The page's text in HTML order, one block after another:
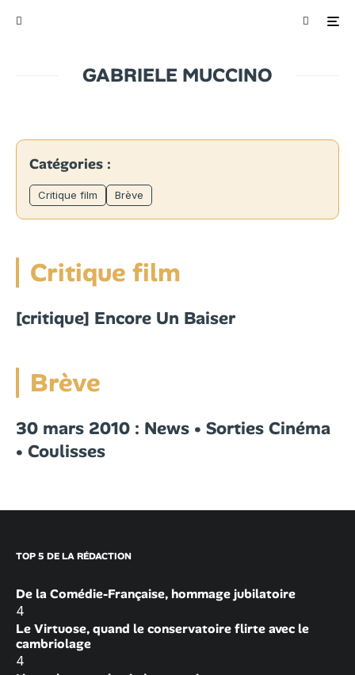
GABRIELE MUCCINO
Catégories :
Critique film Brève
Critique film
[critique] Encore Un Baiser
Brève
30 mars 2010 : News • Sorties Cinéma
• Coulisses
TOP 5 DE LA RÉDACTION
De la Comédie-Française, hommage jubilatoire
4
Le Virtuose, quand le conservatoire flirte avec le
cambriolage
4